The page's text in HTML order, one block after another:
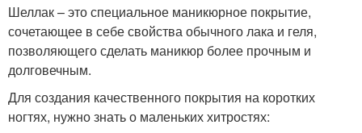
Шеллак – это специальное маникюрное покрытие,
сочетающее в себе свойства обычного лака и геля,
позволяющего сделать маникюр более прочным и
долговечным.
Для создания качественного покрытия на коротких
ногтях, нужно знать о маленьких хитростях: